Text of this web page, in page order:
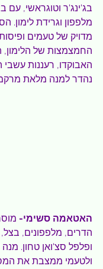
בג'ינג'ר וטוגראשי, עם
מלפפון וגרידת לימון.
מדויק של טעמים
החמצמצות של הלימון,
האבוקדו, רעננות
נהדר למנה מלאת מרקמים
האטאמה סשימי-
הדרים, מלפפונים,
ופלפל סצ'ואן טחון.
ולטעמי ממצבת את